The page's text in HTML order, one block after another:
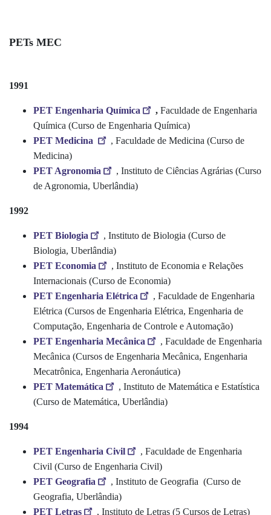
PETs MEC
1991
PET Engenharia Química , Faculdade de Engenharia
Química (Curso de Engenharia Química)
PET Medicina
, Faculdade de Medicina (Curso de
Medicina)
PET Agronomia
, Instituto de Ciências Agrárias (Curso
de Agronomia, Uberlândia)
1992
PET Biologia
, Instituto de Biologia (Curso de
Biologia, Uberlândia)
PET Economia
, Instituto de Economia e Relações
Internacionais (Curso de Economia)
PET Engenharia Elétrica
, Faculdade de Engenharia
Elétrica (Cursos de Engenharia Elétrica, Engenharia de
Computação, Engenharia de Controle e Automação)
PET Engenharia Mecânica
, Faculdade de Engenharia
Mecânica (Cursos de Engenharia Mecânica, Engenharia
Mecatrônica, Engenharia Aeronáutica)
PET Matemática
, Instituto de Matemática e Estatística
(Curso de Matemática, Uberlândia)
1994
PET Engenharia Civil
, Faculdade de Engenharia
Civil (Curso de Engenharia Civil)
PET Geografia
, Instituto de Geografia (Curso de
Geografia, Uberlândia)
PET Letras
, Instituto de Letras (5 Cursos de Letras)